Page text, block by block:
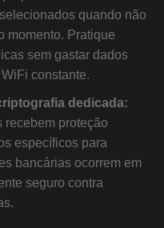
quando não
momento. Pratique
sem gastar dados
constante.
dedicada:
recebem proteção
específicos para
bancárias ocorrem em
seguro contra